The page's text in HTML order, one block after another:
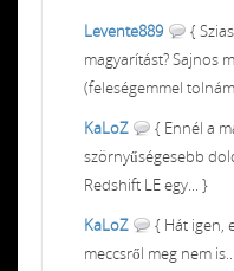
Levente889
{
magyarítást? Sajnos
(feleségemmel
KaLoZ
{ Ennél a
szörnyűségesebb
Redshift LE egy... }
KaLoZ
{ Hát igen,
meccsről meg nem